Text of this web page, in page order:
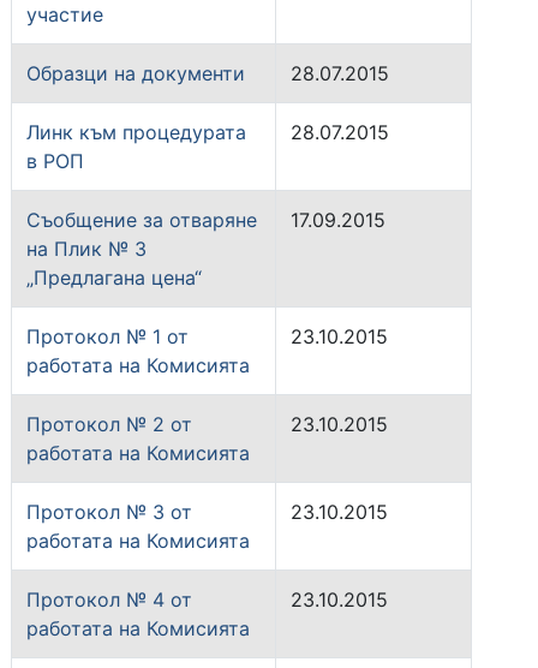
участие
Образци на документи 28.07.2015
Линк към процедурата
в РОП
28.07.2015
Съобщение за отваряне
на Плик № 3
„Предлагана цена“
17.09.2015
Протокол № 1 от
работата на Комисията
23.10.2015
Протокол № 2 от
работата на Комисията
23.10.2015
Протокол № 3 от
работата на Комисията
23.10.2015
Протокол № 4 от
работата на Комисията
23.10.2015